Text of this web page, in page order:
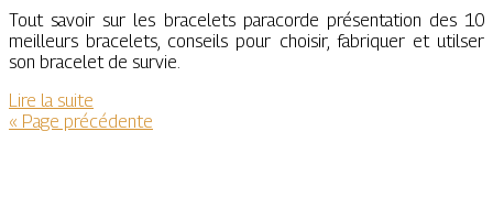
Tout savoir sur les bracelets paracorde présentation des 10
meilleurs bracelets, conseils pour choisir, fabriquer et utilser
son bracelet de survie.
Lire la suite
« Page précédente